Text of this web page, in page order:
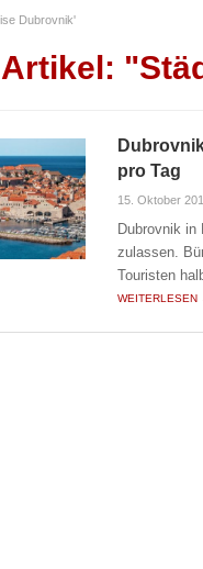
Dubrovnik'
pro Tag
15. Oktober
Dubrovnik in
zulassen.
Touristen
WEITERLESEN